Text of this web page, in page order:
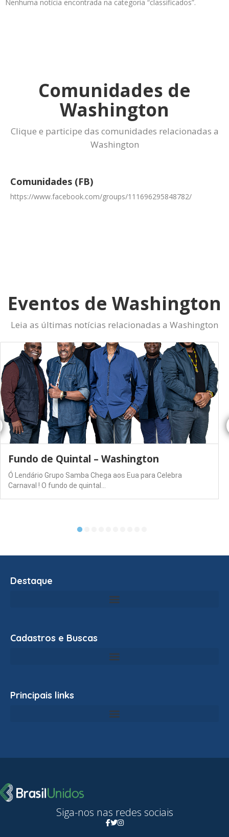
Nenhuma notícia encontrada na categoria “classificados”.
Comunidades de
Washington
Clique e participe das comunidades relacionadas a
Washington
Comunidades (FB)
https://www.facebook.com/groups/111696295848782/
Eventos de Washington
Leia as últimas notícias relacionadas a Washington
Fundo de Quintal – Washington
Ó Lendário Grupo Samba Chega aos Eua para Celebra
Carnaval ! O fundo de quintal…
Destaque
Cadastros e Buscas
Principais links
Siga-nos nas redes sociais